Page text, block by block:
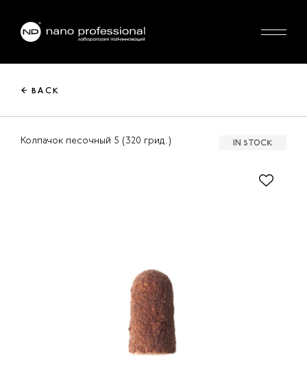
← BACK
Колпачок песочный 5 (320 грид.) IN STOCK